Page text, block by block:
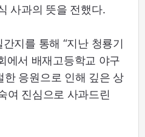
사과의 뜻을 전했다.
지를 통해 “지난 청룡기
에서 배재고등학교 야구
한 응원으로 인해 깊은 상
여 진심으로 사과드린